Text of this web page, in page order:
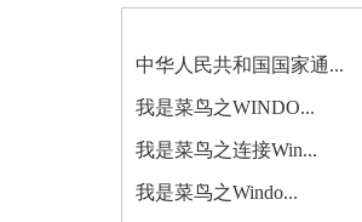
中华人民共和国国家通...
我是菜鸟之WINDO...
我是菜鸟之连接Win...
我是菜鸟之Windo...